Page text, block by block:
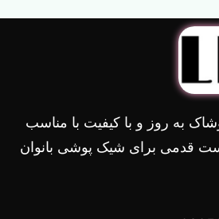
به روز و با کیفیت با مناسب
قدمی برای شیک پوشی بانوان